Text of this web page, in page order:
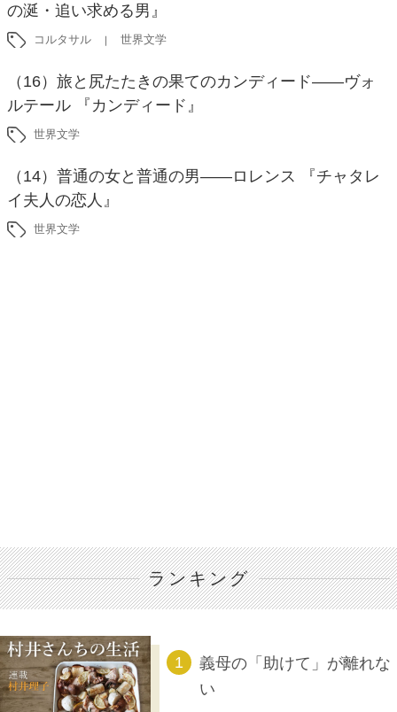
の涎・追い求める男』
コルタサル 世界文学
（16）旅と尻たたきの果てのカンディード――ヴォ
ルテール 『カンディード』
世界文学
（14）普通の女と普通の男――ロレンス 『チャタレ
イ夫人の恋人』
世界文学
ランキング
義母の「助けて」が離れな
い